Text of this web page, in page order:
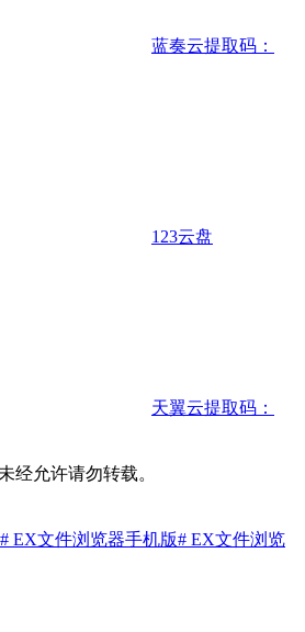
蓝奏云提取码：
123云盘
天翼云提取码：
经允许请勿转载。
# EX文件浏览器手机版# EX文件浏览